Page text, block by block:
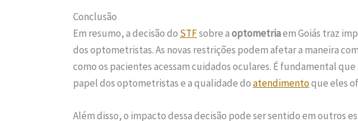
Conclusão
Em resumo, a decisão do STFsobre aoptometriaem Goiás traz
dos optometristas. As novas restrições podem afetar a maneira
como os pacientes acessam cuidados oculares. É fundamental
papel dos optometristas e a qualidade doatendimentoque eles
Além disso, o impacto dessa decisão pode ser sentido em outros